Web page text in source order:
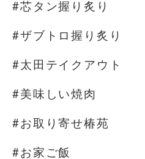
#芯タン握り炙り
#ザブトロ握り炙り
#太田テイクアウト
#美味しい焼肉
#お取り寄せ椿苑
#お家ご飯